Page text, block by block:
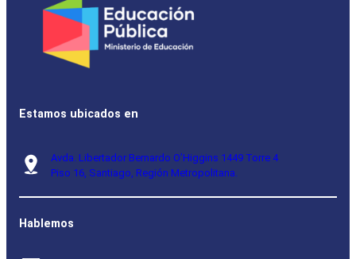
Estamos ubicados en
Avda. Libertador Bernardo O’Higgins 1449 Torre 4
Piso 16, Santiago, Región Metropolitana.
Hablemos